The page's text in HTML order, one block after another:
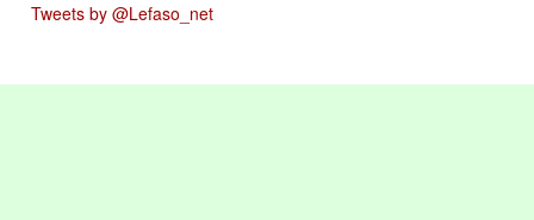
Tweets by @Lefaso_net